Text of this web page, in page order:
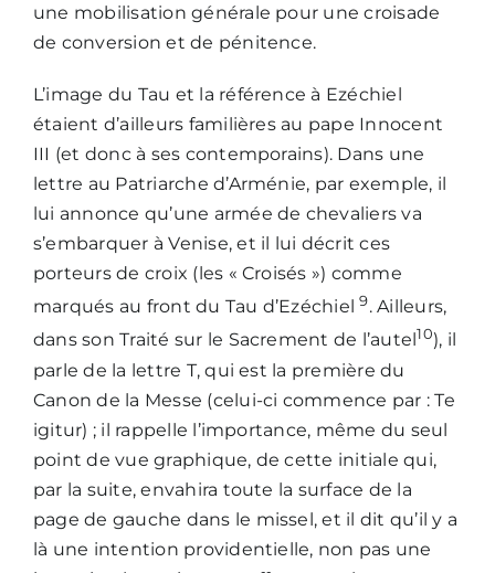
une mobilisation générale pour une croisade
de conversion et de pénitence.
L’image du Tau et la référence à Ezéchiel
étaient d’ailleurs familières au pape Innocent
III (et donc à ses contemporains). Dans une
lettre au Patriarche d’Arménie, par exemple, il
lui annonce qu’une armée de chevaliers va
s’embarquer à Venise, et il lui décrit ces
porteurs de croix (les « Croisés ») comme
marqués au front du Tau d’Ezéchiel9. Ailleurs,
dans son Traité sur le Sacrement de l’autel 10), il
parle de la lettre T, qui est la première du
Canon de la Messe (celui-ci commence par : Te
igitur) ; il rappelle l’importance, même du seul
point de vue graphique, de cette initiale qui,
par la suite, envahira toute la surface de la
page de gauche dans le missel, et il dit qu’il y a
là une intention providentielle, non pas une